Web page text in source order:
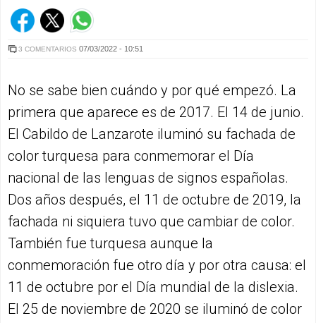
3 COMENTARIOS 07/03/2022 - 10:51
No se sabe bien cuándo y por qué empezó. La
primera que aparece es de 2017. El 14 de junio.
El Cabildo de Lanzarote iluminó su fachada de
color turquesa para conmemorar el Día
nacional de las lenguas de signos españolas.
Dos años después, el 11 de octubre de 2019, la
fachada ni siquiera tuvo que cambiar de color.
También fue turquesa aunque la
conmemoración fue otro día y por otra causa: el
11 de octubre por el Día mundial de la dislexia.
El 25 de noviembre de 2020 se iluminó de color